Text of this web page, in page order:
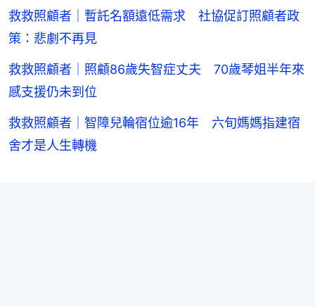
救救照顧者｜暫託名額遠低需求 社協促訂照顧者政
策：悲劇不再見
救救照顧者｜照顧86歲失智症丈夫 70歲琴姐半年來
感支援仍未到位
救救照顧者｜智障兒輪宿位逾16年 六旬媽媽指建宿
舍才是人生轉機